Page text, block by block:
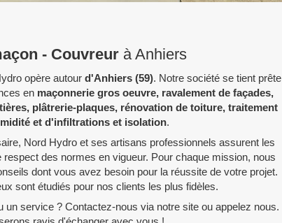
- Couvreur à Anhiers
opère autour d'Anhiers (59). Notre société se tient prête
en maçonnerie gros oeuvre, ravalement de façades,
plâtrerie-plaques, rénovation de toiture, traitement
et d'infiltrations et isolation.
Nord Hydro et ses artisans professionnels assurent les
des normes en vigueur. Pour chaque mission, nous
dont vous avez besoin pour la réussite de votre projet.
sont étudiés pour nos clients les plus fidèles.
un service ? Contactez-nous via notre site ou appelez nous.